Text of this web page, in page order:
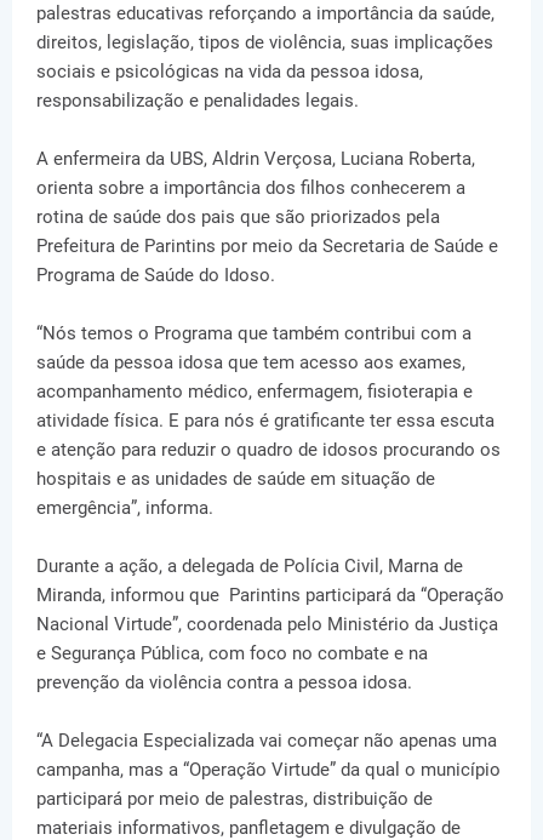
palestras educativas reforçando a importância da saúde,
direitos, legislação, tipos de violência, suas implicações
sociais e psicológicas na vida da pessoa idosa,
responsabilização e penalidades legais.
A enfermeira da UBS, Aldrin Verçosa, Luciana Roberta,
orienta sobre a importância dos filhos conhecerem a
rotina de saúde dos pais que são priorizados pela
Prefeitura de Parintins por meio da Secretaria de Saúde e
Programa de Saúde do Idoso.
“Nós temos o Programa que também contribui com a
saúde da pessoa idosa que tem acesso aos exames,
acompanhamento médico, enfermagem, fisioterapia e
atividade física. E para nós é gratificante ter essa escuta
e atenção para reduzir o quadro de idosos procurando os
hospitais e as unidades de saúde em situação de
emergência”, informa.
Durante a ação, a delegada de Polícia Civil, Marna de
Miranda, informou que Parintins participará da “Operação
Nacional Virtude”, coordenada pelo Ministério da Justiça
e Segurança Pública, com foco no combate e na
prevenção da violência contra a pessoa idosa.
“A Delegacia Especializada vai começar não apenas uma
campanha, mas a “Operação Virtude” da qual o município
participará por meio de palestras, distribuição de
materiais informativos, panfletagem e divulgação de